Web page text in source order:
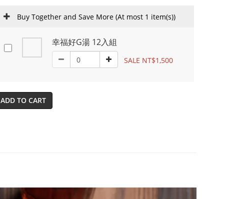
Buy Together and Save More (At most 1 item(s))
幸福好G湯 12入組
SALE NT$1,500
ADD TO CART